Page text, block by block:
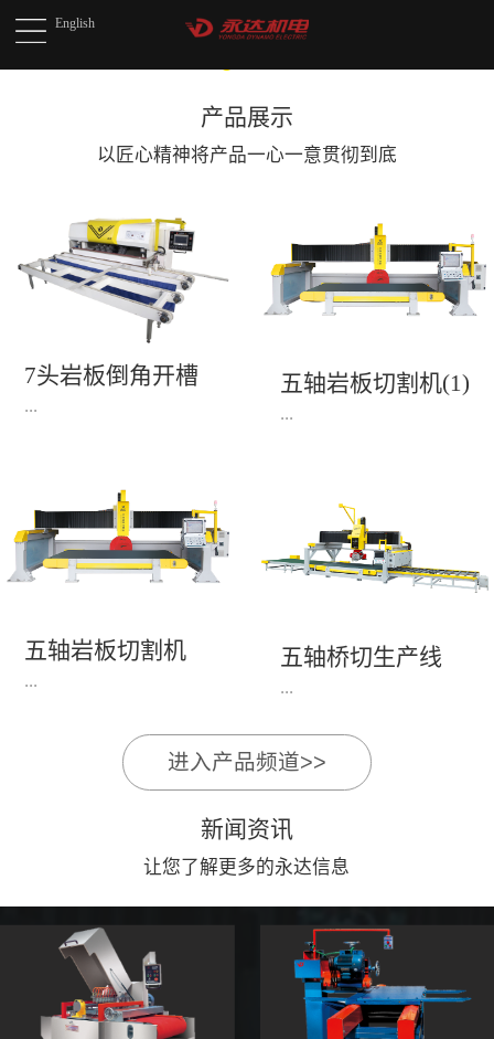
English
产品展示
以匠心精神将产品一心一意贯彻到底
7头岩板倒角开槽
机(1)
...
永达机电7头岩板倒角
开槽机，该设备采用流
水线作业，加工效率
陶瓷人造石进行直边斜
边修边倒角并开槽。
五轴岩板切割机(1)
...
1、简单易学的编程软
件，直观，快速，易
学。2、操作系统简单
稳、可靠。3、前后刀
切割，带去毛刺倒角功
面，不崩边。4、大板
平稳输送进出，切割加
工与上下板分开，便
捷，高效。5、19”显示
屏，按钮、遥杆集成面
板，操作快速、简便。
五轴岩板切割机
...
1、简单易学的编程软
学。2、操作系统简单
易用；采用进口伺服、
稳、可靠。3、前后刀
切割，带去毛刺倒角功
能，不伤石材、瓷砖表
面，不崩边。4、大板
五轴桥切生产线
...
》》五轴桥切高配型
桥切（含输送板材平
台）
进入产品频道>>
新闻资讯
让您了解更多的永达信息